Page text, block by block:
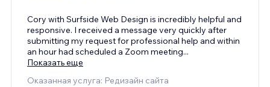
Cory with Surfside Web Design is incredibly helpful and
responsive. I received a message very quickly after
submitting my request for professional help and within
an hour had scheduled a Zoom meeting...
Показать еще
Оказанная услуга: Редизайн сайта